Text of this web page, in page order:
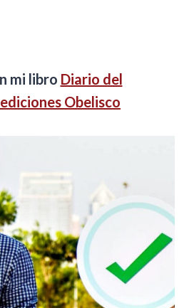
mi libro Diario del
Obelisco